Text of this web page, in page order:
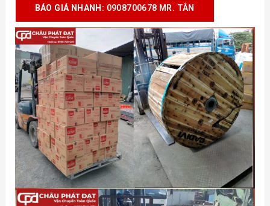
BÁO GIÁ NHANH : 0908700678 MR. TÂN